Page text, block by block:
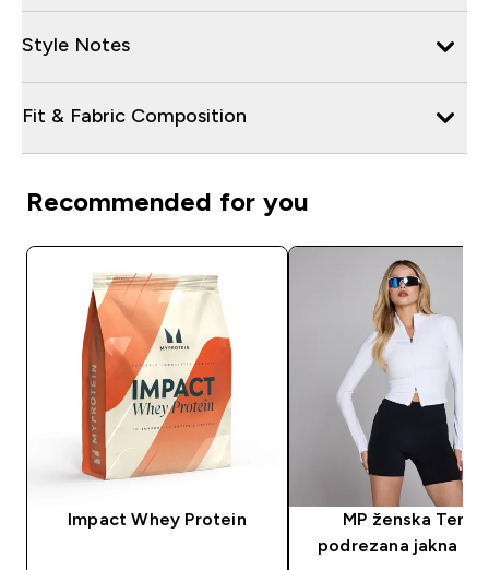
Style Notes
Fit & Fabric Composition
Recommended for you
Impact Whey Protein
MP ženska
podrezana jakna -